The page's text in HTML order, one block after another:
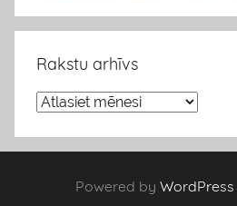
Rakstu arhīvs
R
k
Powered by WordPress